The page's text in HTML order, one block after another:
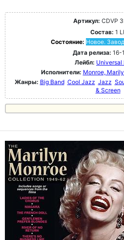
Артикул: CDVP
Состав: 1
Состояние: Новое.
Дата релиза: 16-
Лейбл: Universal
Исполнители: Monroe,
Жанры: Big Band Cool Jazz Jazz
& Screen